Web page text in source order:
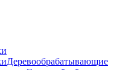
Деревообрабатывающие